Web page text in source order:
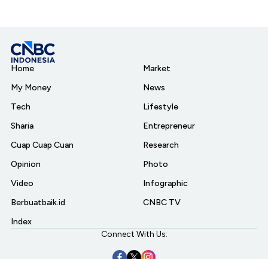
Home
My Money
Tech
Sharia
Cuap Cuap Cuan
Opinion
Video
Berbuatbaik.id
Index
Market
News
Lifestyle
Entrepreneur
Research
Photo
Infographic
CNBC TV
Connect With Us: